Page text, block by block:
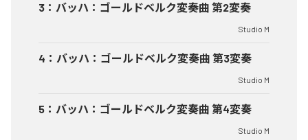
3 ： バッハ：ゴールドベルク変奏曲 第2変奏
Studio M
4 ： バッハ：ゴールドベルク変奏曲 第3変奏
Studio M
5 ： バッハ：ゴールドベルク変奏曲 第4変奏
Studio M